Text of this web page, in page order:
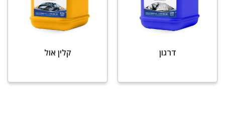
דרגון קלין אול